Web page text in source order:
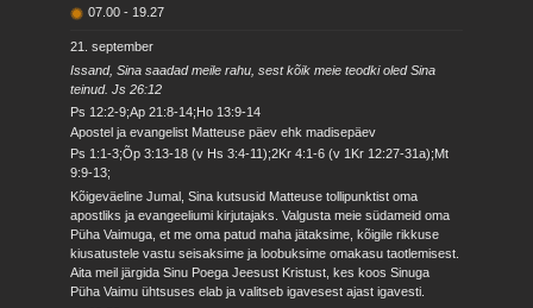
07.00 - 19.27
21. september
Issand, Sina saadad meile rahu, sest kõik meie teodki oled Sina
teinud. Js 26:12
Ps 12:2-9;Ap 21:8-14;Ho 13:9-14
Apostel ja evangelist Matteuse päev ehk madisepäev
Ps 1:1-3;Õp 3:13-18 (v Hs 3:4-11);2Kr 4:1-6 (v 1Kr 12:27-31a);Mt
9:9-13;
Kõigeväeline Jumal, Sina kutsusid Matteuse tollipunktist oma
apostliks ja evangeeliumi kirjutajaks. Valgusta meie südameid oma
Püha Vaimuga, et me oma patud maha jätaksime, kõigile rikkuse
kiusatustele vastu seisaksime ja loobuksime omakasu taotlemisest.
Aita meil järgida Sinu Poega Jeesust Kristust, kes koos Sinuga
Püha Vaimu ühtsuses elab ja valitseb igavesest ajast igavesti.